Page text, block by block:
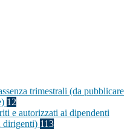
trimestrali (da pubblicare
12
e autorizzati ai dipendenti
dirigenti) 113